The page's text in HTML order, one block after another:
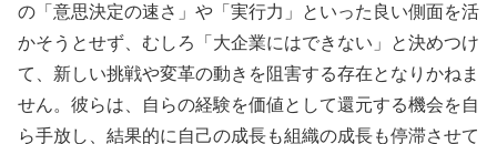
の「意思決定の速さ」や「実行力」といった良い側面を活
かそうとせず、むしろ「大企業にはできない」と決めつけ
て、新しい挑戦や変革の動きを阻害する存在となりかねま
せん。彼らは、自らの経験を価値として還元する機会を自
ら手放し、結果的に自己の成長も組織の成長も停滞させて